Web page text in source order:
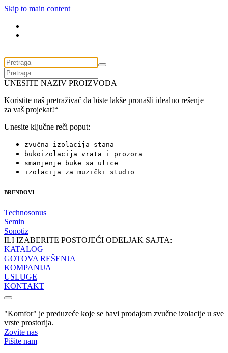
Skip to main content
UNESITE NAZIV PROIZVODA
Koristite naš pretraživač da biste lakše pronašli idealno rešenje
za vaš projekat!“
Unesite ključne reči poput:
zvučna izolacija stana
bukoizolacija vrata i prozora
smanjenje buke sa ulice
izolacija za muzički studio
BRENDOVI
Technosonus
Semin
Sonotiz
ILI IZABERITE POSTOJEĆI ODELJAK SAJTA:
KATALOG
GOTOVA REŠENJA
KOMPANIJA
USLUGE
KONTAKT
"Komfor" je preduzeće koje se bavi prodajom zvučne izolacije u sve
vrste prostorija.
Zovite nas
Pišite nam